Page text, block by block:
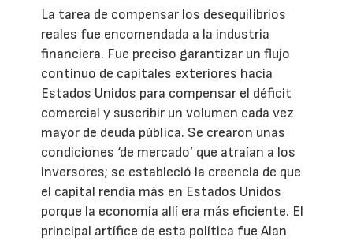
La tarea de compensar los desequilibrios
reales fue encomendada a la industria
financiera. Fue preciso garantizar un flujo
continuo de capitales exteriores hacia
Estados Unidos para compensar el déficit
comercial y suscribir un volumen cada vez
mayor de deuda pública. Se crearon unas
condiciones ‘de mercado’ que atraían a los
inversores; se estableció la creencia de que
el capital rendía más en Estados Unidos
porque la economía allí era más eficiente. El
principal artífice de esta política fue Alan